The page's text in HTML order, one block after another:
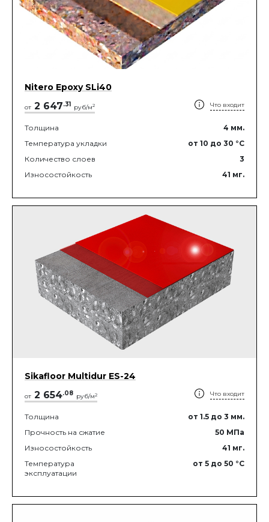
Nitero Epoxy SLi40
от 2 647.31 руб/м2 Что входит
Толщина 4 мм.
Температура укладки
от 10 до 30 °C
Количество слоев
3
Износостойкость
41 мг.
Sikafloor Multidur ES-24
от 2 654.08 руб/м2 Что входит
Толщина от 1.5 до 3 мм.
Прочность на сжатие
50 МПа
Износостойкость
41 мг.
Температура
эксплуатации
от 5 до 50 °C